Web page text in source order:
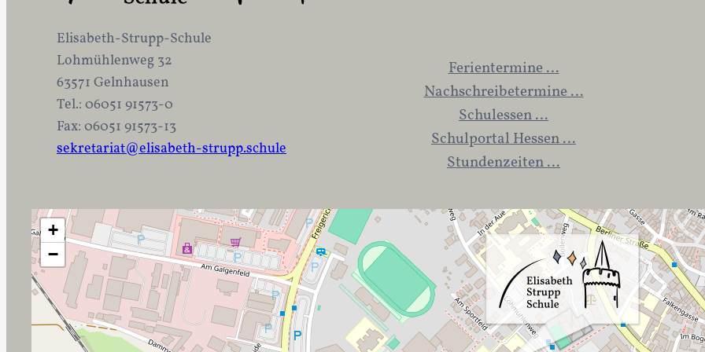
Elisabeth-Strupp-Schule
Lohmühlenweg 32
63571 Gelnhausen
Tel.: 06051 91573-0
Fax: 06051 91573-13
sekretariat@elisabeth-strupp.schule
Ferientermine …
Nachschreibetermine …
Schulessen …
Schulportal Hessen …
Stundenzeiten …
+
−